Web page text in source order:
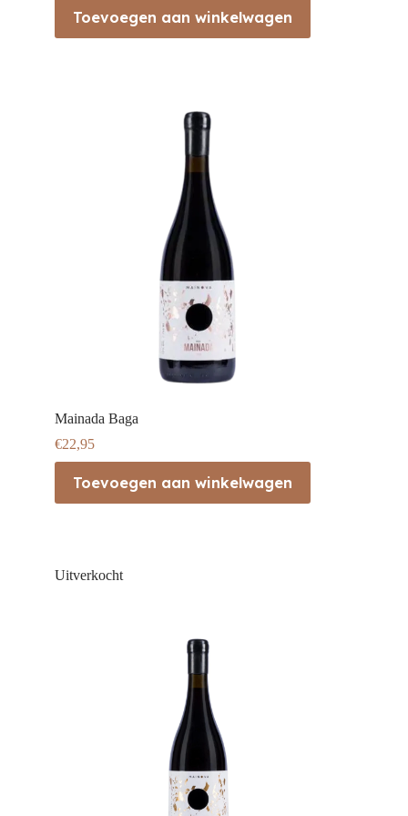
Toevoegen aan winkelwagen
Mainada Baga
€22,95
Toevoegen aan winkelwagen
Uitverkocht